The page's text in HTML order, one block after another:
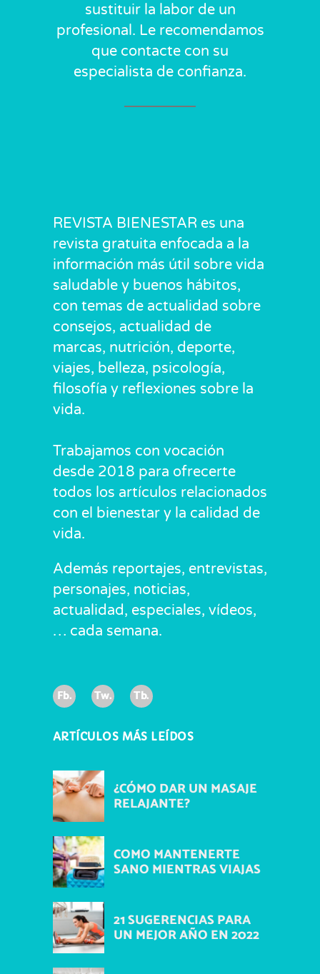
sustituir la labor de un
profesional. Le recomendamos
que contacte con su
especialista de confianza.
REVISTA BIENESTAR es una
revista gratuita enfocada a la
información más útil sobre vida
saludable y buenos hábitos,
con temas de actualidad sobre
consejos, actualidad de
marcas, nutrición, deporte,
viajes, belleza, psicología,
filosofía y reflexiones sobre la
vida.
Trabajamos con vocación
desde 2018 para ofrecerte
todos los artículos relacionados
con el bienestar y la calidad de
vida.
Además reportajes, entrevistas,
personajes, noticias,
actualidad, especiales, vídeos,
… cada semana.
Fb. Tw. Tb.
ARTÍCULOS MÁS LEÍDOS
¿CÓMO DAR UN MASAJE
RELAJANTE?
COMO MANTENERTE
SANO MIENTRAS VIAJAS
21 SUGERENCIAS PARA
UN MEJOR AÑO EN 2022